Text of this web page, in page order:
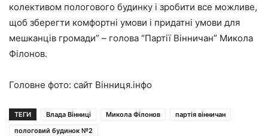
колективом пологового будинку і зробити все можливе,
щоб зберегти комфортні умови і придатні умови для
мешканців громади” – голова “Партії Вінничан” Микола
Філонов.
Головне фото: сайт Вінниця.інфо
ТЕГИ Влада Вінниці Микола Філонов
партія вінничан
пологовий будинок №2